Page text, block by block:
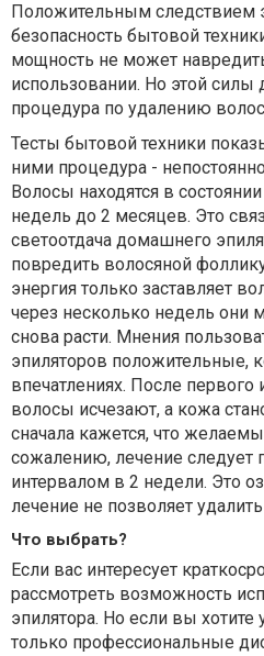
Положительным следствием
безопасность бытовой
мощность не может
использовании. Но этой силы
процедура по удалению
Тесты бытовой техники
ними процедура -
Волосы находятся в
недель до 2 месяцев. Это
светоотдача домашнего
повредить волосяной
энергия только заставляет
через несколько недель они
снова расти. Мнения
эпиляторов положительные,
впечатлениях. После первого
волосы исчезают, а кожа
сначала кажется, что
сожалению, лечение следует
интервалом в 2 недели. Это
лечение не позволяет
Что выбрать?
Если вас интересует
рассмотреть возможность
эпилятора. Но если вы
только профессиональные